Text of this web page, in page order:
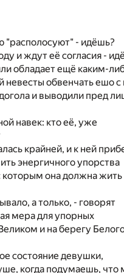
"располосуют" - идёшь?
и ждут её согласия -
обладает ещё каким-
невесты обвенчать ешо с
и выводили пред
навек: кто её, уже
крайней, и к ней
энергичного упорства
которым она должна
а только, - говорят
мера для упорных
и на берегу
состояние девушки,
когда подумаешь,